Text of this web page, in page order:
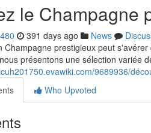
le Champagne
391 days ago News
Champagne prestigieux peut
présentons une sélection variée
9689936/
Who Upvoted